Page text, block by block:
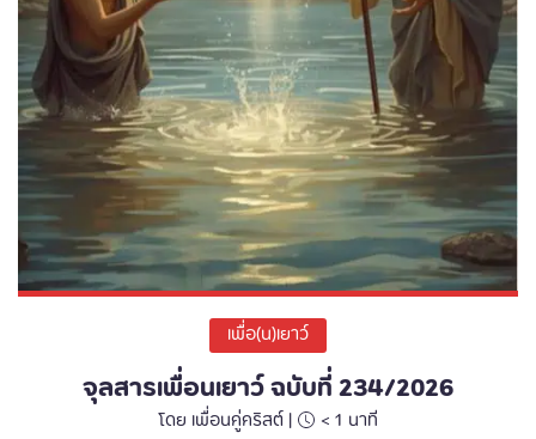
เพื่อ(น)เยาว์
จุลสารเพื่อนเยาว์ ฉบับที่ 234/2026
โดย เพื่อนคู่คริสต์ | < 1 นาที